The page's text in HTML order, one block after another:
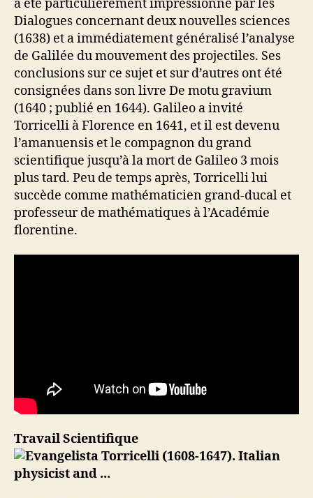
a été particulièrement impressionné par les
Dialogues concernant deux nouvelles sciences
(1638) et a immédiatement généralisé l’analyse
de Galilée du mouvement des projectiles. Ses
conclusions sur ce sujet et sur d’autres ont été
consignées dans son livre De motu gravium
(1640 ; publié en 1644). Galileo a invité
Torricelli à Florence en 1641, et il est devenu
l’amanuensis et le compagnon du grand
scientifique jusqu’à la mort de Galileo 3 mois
plus tard. Peu de temps après, Torricelli lui
succède comme mathématicien grand-ducal et
professeur de mathématiques à l’Académie
florentine.
Travail Scientifique